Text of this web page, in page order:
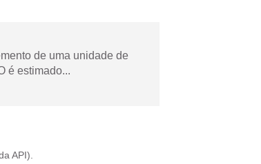
de uma unidade de
é estimado...
API ).